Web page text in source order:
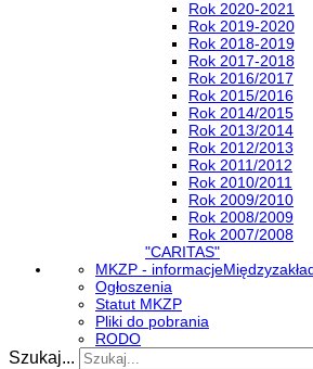
Rok 2020-2021
Rok 2019-2020
Rok 2018-2019
Rok 2017-2018
Rok 2016/2017
Rok 2015/2016
Rok 2014/2015
Rok 2013/2014
Rok 2012/2013
Rok 2011/2012
Rok 2010/2011
Rok 2009/2010
Rok 2008/2009
Rok 2007/2008
"CARITAS"
MKZP - informacje
Ogłoszenia
Statut MKZP
Pliki do pobrania
RODO
Szukaj...